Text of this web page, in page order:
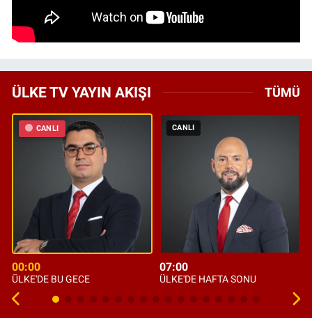
ÜLKE TV YAYIN AKIŞI TÜMÜ
CANLI
00:00
ÜLKE'DE BU GECE
CANLI
07:00
ÜLKE'DE HAFTA SONU